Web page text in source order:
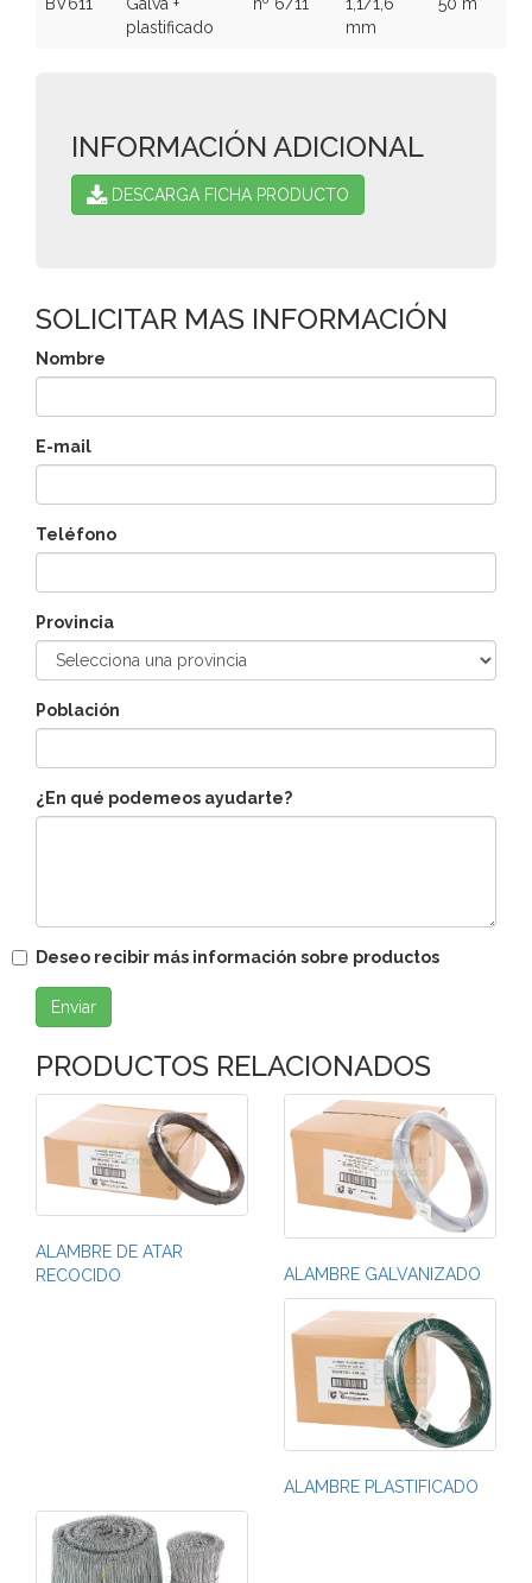
BV611
Galva +
plastificado
nº 6/11
1,1/1,6
mm
50 m
INFORMACIÓN ADICIONAL
DESCARGA FICHA PRODUCTO
SOLICITAR MAS INFORMACIÓN
Nombre
E-mail
Teléfono
Provincia
Población
¿En qué podemeos ayudarte?
Deseo recibir más información sobre productos
Enviar
PRODUCTOS RELACIONADOS
ALAMBRE DE ATAR
RECOCIDO
ALAMBRE GALVANIZADO
ALAMBRE PLASTIFICADO